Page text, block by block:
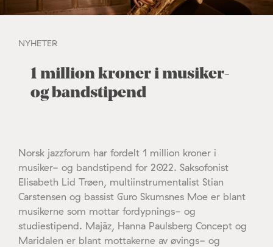
NYHETER
1 million kroner i musiker-
og bandstipend
Norsk jazzforum har fordelt 1 million kroner i
musiker- og bandstipend for 2022. Saksofonist
Elisabeth Lid Trøen, multiinstrumentalist Stian
Carstensen og bassist Guro Skumsnes Moe er blant
musikerne som mottar fordypnings- og
studiestipend. Majãz, Hanna Paulsberg Concept og
Maridalen er blant mottakerne av øvings- og